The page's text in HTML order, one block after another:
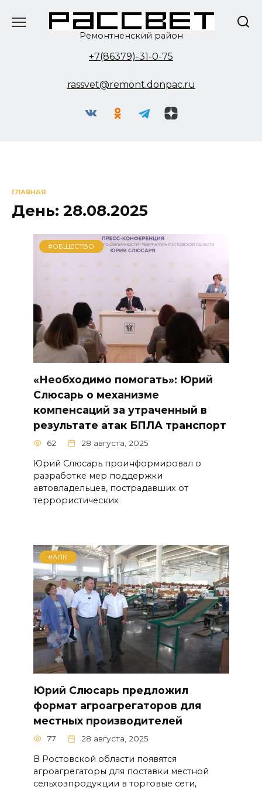
Ремонтненский район
+7(86379)-31-0-75
rassvet@remont.donpac.ru
ГЛАВНАЯ
День: 28.08.2025
#ОБЩЕСТВО
«Необходимо помогать»: Юрий
Слюсарь о механизме
компенсаций за утраченный в
результате атак БПЛА транспорт
62 28 августа, 2025
Юрий Слюсарь проинформировал о
разработке мер поддержки
автовладельцев, пострадавших от
террористических
#АПК
Юрий Слюсарь предложил
формат агроагрегаторов для
местных производителей
77 28 августа, 2025
В Ростовской области появятся
агроагрегаторы для поставки местной
сельхозпродукции в торговые сети,